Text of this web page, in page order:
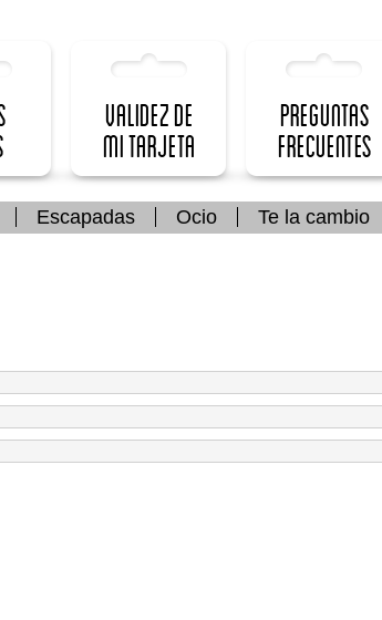
Validez de
mi Tarjeta
Preguntas
frecuentes
Escapadas Ocio Te la cambio